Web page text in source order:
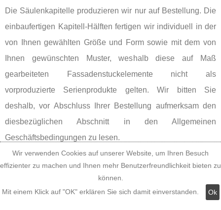
Die Säulenkapitelle produzieren wir nur auf Bestellung. Die
einbaufertigen Kapitell-Hälften fertigen wir individuell in der
von Ihnen gewählten Größe und Form sowie mit dem von
Ihnen gewünschten Muster, weshalb diese auf Maß
gearbeiteten Fassadenstuckelemente nicht als
vorproduzierte Serienprodukte gelten. Wir bitten Sie
deshalb, vor Abschluss Ihrer Bestellung aufmerksam den
diesbezüglichen Abschnitt in den Allgemeinen
Geschäftsbedingungen zu lesen.
Wir verwenden Cookies auf unserer Website, um Ihren Besuch
effizienter zu machen und Ihnen mehr Benutzerfreundlichkeit bieten zu
können.
Mit einem Klick auf "OK" erklären Sie sich damit einverstanden.
Ok